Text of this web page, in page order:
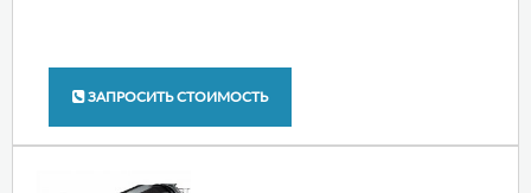
ЗАПРОСИТЬ СТОИМОСТЬ